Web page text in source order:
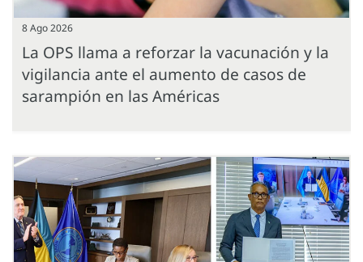
8 Ago 2026
La OPS llama a reforzar la vacunación y la
vigilancia ante el aumento de casos de
sarampión en las Américas